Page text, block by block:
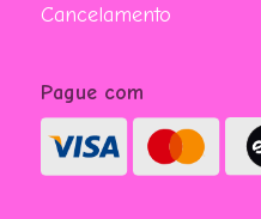
Cancelamento
Pague com